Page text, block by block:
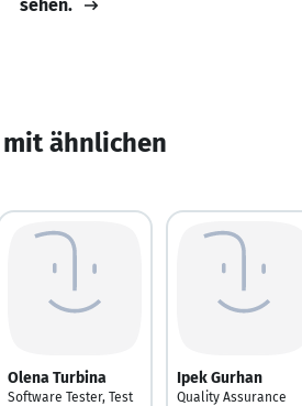
sehen.
ähnlichen
Olena Turbina
Software Tester, Test
Ipek Gurhan
Quality Assurance